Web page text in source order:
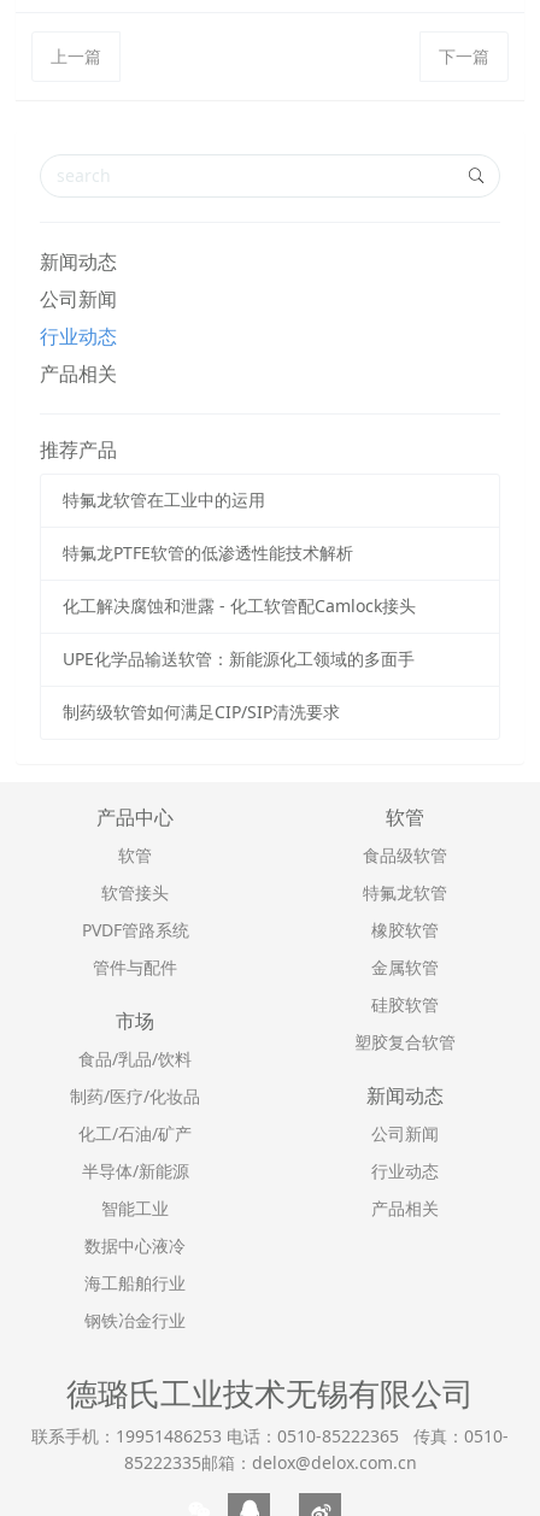
上一篇 下一篇
新闻动态
公司新闻
行业动态
产品相关
推荐产品
特氟龙软管在工业中的运用
特氟龙PTFE软管的低渗透性能技术解析
化工解决腐蚀和泄露 - 化工软管配Camlock接头
UPE化学品输送软管：新能源化工领域的多面手
制药级软管如何满足CIP/SIP清洗要求
产品中心
软管
软管接头
PVDF管路系统
管件与配件
软管
食品级软管
特氟龙软管
橡胶软管
金属软管
硅胶软管
塑胶复合软管
市场
食品/乳品/饮料
制药/医疗/化妆品
化工/石油/矿产
半导体/新能源
智能工业
数据中心液冷
海工船舶行业
钢铁冶金行业
新闻动态
公司新闻
行业动态
产品相关
德璐氏工业技术无锡有限公司
联系手机：19951486253 电话：0510-85222365 传真：0510-
85222335邮箱：delox@delox.com.cn